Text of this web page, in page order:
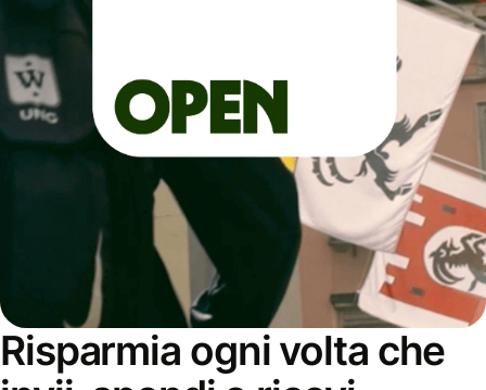
Risparmia ogni volta che